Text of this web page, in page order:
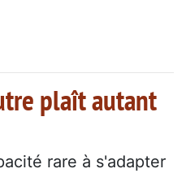
plaît autant
rare à s'adapter